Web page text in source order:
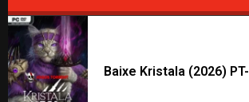
Baixe Kristala (2026)